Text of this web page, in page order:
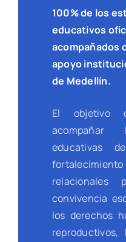
100% de los
educativos
acompañados
apoyo
de Medellín.
El objetivo
acompañar
educativas
relacionales
convivencia
los derechos